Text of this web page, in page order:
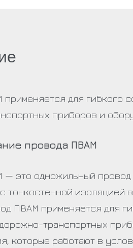
для гибкого
приборов и
провода ПВАМ
— это одножильный провод
тонкостенной изоляцией
ПВАМ применяется для
транспортных
которые работают в